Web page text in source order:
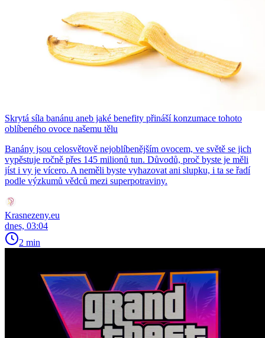
Skrytá síla banánu aneb jaké benefity přináší konzumace tohoto
oblíbeného ovoce našemu tělu
Banány jsou celosvětově nejoblíbenějším ovocem, ve světě se jich
vypěstuje ročně přes 145 milionů tun. Důvodů, proč byste je měli
jíst i vy je vícero. A neměli byste vyhazovat ani slupku, i ta se řadí
podle výzkumů vědců mezi superpotraviny.
Krasnezeny.eu
dnes, 03:04
2 min